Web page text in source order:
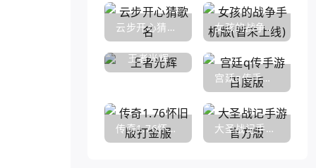
云步开心猜歌名 女孩的战争手机版(暂未上线)
王者光辉
宫廷q传手游百度版
传奇1.76怀旧版打金服 大圣战记手游官方版